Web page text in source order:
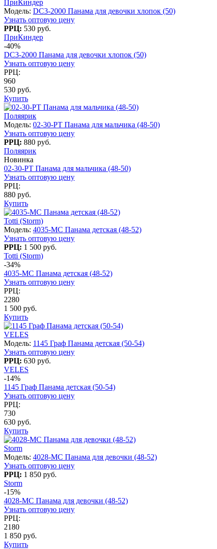
ПриКиндер
Модель: DC3-2000 Панама для девочки хлопок (50)
Узнать оптовую цену
РРЦ: 530 руб.
ПриКиндер
-40%
DC3-2000 Панама для девочки хлопок (50)
Узнать оптовую цену
РРЦ:
960
530 руб.
Купить
Поляярик
Модель: 02-30-PT Панама для мальчика (48-50)
Узнать оптовую цену
РРЦ: 880 руб.
Поляярик
Новинка
02-30-PT Панама для мальчика (48-50)
Узнать оптовую цену
РРЦ:
880 руб.
Купить
Totti (Storm)
Модель: 4035-МС Панама детская (48-52)
Узнать оптовую цену
РРЦ: 1 500 руб.
Totti (Storm)
-34%
4035-МС Панама детская (48-52)
Узнать оптовую цену
РРЦ:
2280
1 500 руб.
Купить
VELES
Модель: 1145 Граф Панама детская (50-54)
Узнать оптовую цену
РРЦ: 630 руб.
VELES
-14%
1145 Граф Панама детская (50-54)
Узнать оптовую цену
РРЦ:
730
630 руб.
Купить
Storm
Модель: 4028-МC Панама для девочки (48-52)
Узнать оптовую цену
РРЦ: 1 850 руб.
Storm
-15%
4028-МC Панама для девочки (48-52)
Узнать оптовую цену
РРЦ:
2180
1 850 руб.
Купить